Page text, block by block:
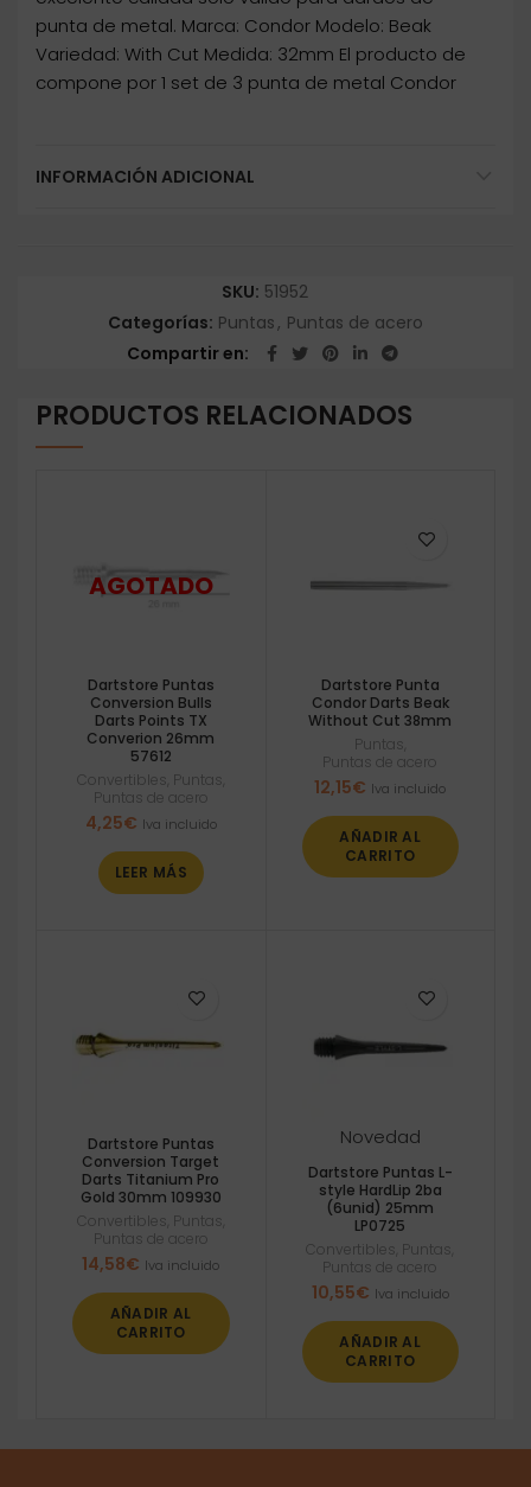
punta de metal. Marca: Condor Modelo: Beak
Variedad: With Cut Medida: 32mm El producto de
compone por 1 set de 3 punta de metal Condor
INFORMACIÓN ADICIONAL
SKU: 51952
Categorías: Puntas, Puntas de acero
Compartir en
PRODUCTOS RELACIONADOS
Dartstore Puntas
Conversion Bulls
Darts Points TX
Converion 26mm
57612
Convertibles Puntas
Puntas de acero
4,25€ Iva incluido
LEER MÁS
Dartstore Punta
Condor Darts Beak
Without Cut 38mm
Puntas
Puntas de acero
12,15€ Iva incluido
AÑADIR AL
CARRITO
Dartstore Puntas
Conversion Target
Darts Titanium Pro
Gold 30mm 109930
Convertibles Puntas
Puntas de acero
14,58€ Iva incluido
AÑADIR AL
CARRITO
Novedad
Dartstore Puntas L-
style HardLip 2ba
(6unid) 25mm
LP0725
Convertibles Puntas
Puntas de acero
10,55€ Iva incluido
AÑADIR AL
CARRITO